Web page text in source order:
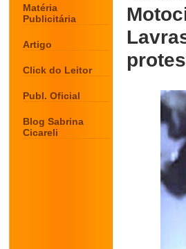
Matéria
Publicitária
Artigo
Click do Leitor
Publ. Oficial
Blog Sabrina
Cicareli